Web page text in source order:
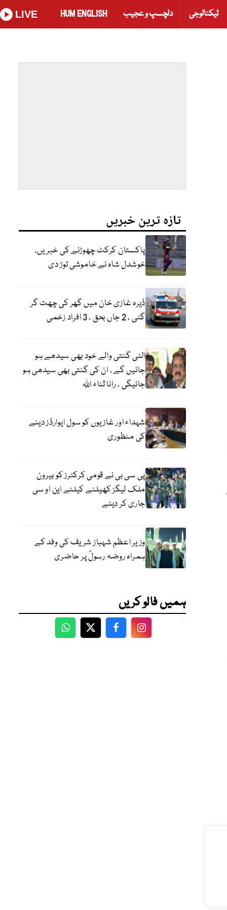
ٹیکنالوجی دلچسپ و عجیب HUM ENGLISH
LIVE
تازہ ترین خبریں
پاکستان کرکٹ چھوڑنے کی خبریں،
خوشدل شاہ نے خاموشی توڑ دی
ڈیرہ غازی خان میں گھر کی چھت گر
گئی ، 2 جاں بحق ، 3 افراد زخمی
الٹی گنتی والے خود بھی سیدھے ہو
جائیں گے ، ان کی گنتی بھی سیدھی ہو
جائیگی ، رانا ثناء اللہ
شہداء اور غازیوں کو سول ایوارڈز دینے
کی منظوری
پی سی بی نے قومی کرکٹرز کو بیرون
ملک لیگز کھیلنے کیلئے این او سی
جاری کر دیئے
وزیر اعظم شہباز شریف کی وفد کے
ہمراہ روضہ رسولؐ پر حاضری
ہمیں فالو کریں
WhatsApp
TwitterFacebookFacebook